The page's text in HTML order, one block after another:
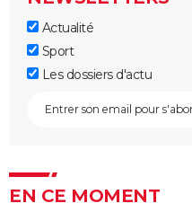
Actualité
Sport
Les dossiers d'actu
EN CE MOMENT